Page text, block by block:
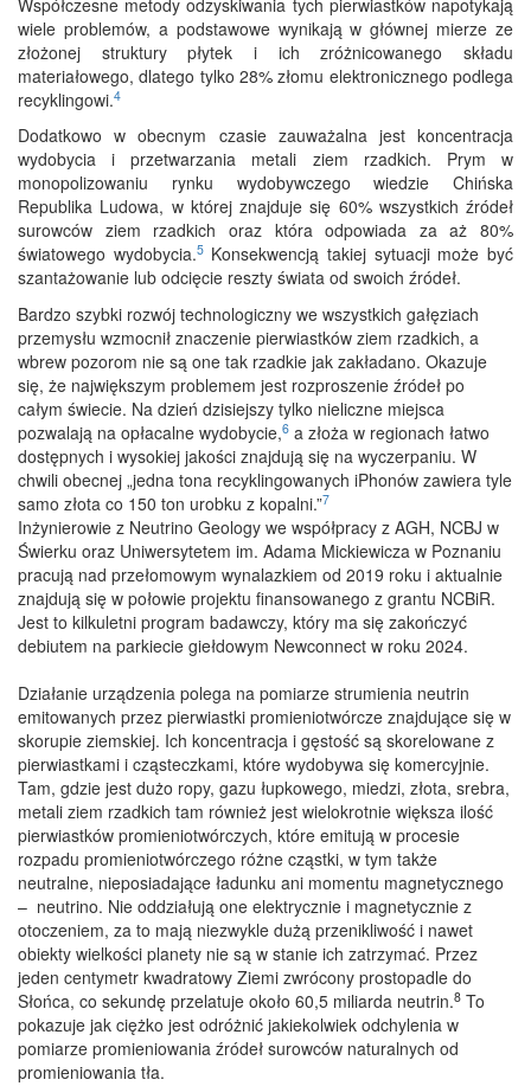
wiele problemów, a podstawowe wynikają w głównej mierze ze
złożonej struktury płytek i ich zróżnicowanego składu
materiałowego, dlatego tylko 28% złomu elektronicznego podlega
recyklingowi.4
Dodatkowo w obecnym czasie zauważalna jest koncentracja
wydobycia i przetwarzania metali ziem rzadkich. Prym w
monopolizowaniu rynku wydobywczego wiedzie Chińska
Republika Ludowa, w której znajduje się 60% wszystkich źródeł
surowców ziem rzadkich oraz która odpowiada za aż 80%
światowego wydobycia.5Konsekwencją takiej sytuacji może być
szantażowanie lub odcięcie reszty świata od swoich źródeł.
Bardzo szybki rozwój technologiczny we wszystkich gałęziach
przemysłu wzmocnił znaczenie pierwiastków ziem rzadkich, a
wbrew pozorom nie są one tak rzadkie jak zakładano. Okazuje
się, że największym problemem jest rozproszenie źródeł po
całym świecie. Na dzień dzisiejszy tylko nieliczne miejsca
pozwalają na opłacalne wydobycie,6 a złoża w regionach łatwo
dostępnych i wysokiej jakości znajdują się na wyczerpaniu. W
chwili obecnej „jedna tona recyklingowanych iPhonów zawiera tyle
samo złota co 150 ton urobku z kopalni.”7
Inżynierowie z Neutrino Geology we współpracy z AGH, NCBJ w
Świerku oraz Uniwersytetem im. Adama Mickiewicza w Poznaniu
pracują nad przełomowym wynalazkiem od 2019 roku i aktualnie
znajdują się w połowie projektu finansowanego z grantu NCBiR.
Jest to kilkuletni program badawczy, który ma się zakończyć
debiutem na parkiecie giełdowym Newconnect w roku 2024.
Działanie urządzenia polega na pomiarze strumienia neutrin
emitowanych przez pierwiastki promieniotwórcze znajdujące się w
skorupie ziemskiej. Ich koncentracja i gęstość są skorelowane z
pierwiastkami i cząsteczkami, które wydobywa się komercyjnie.
Tam, gdzie jest dużo ropy, gazu łupkowego, miedzi, złota, srebra,
metali ziem rzadkich tam również jest wielokrotnie większa ilość
pierwiastków promieniotwórczych, które emitują w procesie
rozpadu promieniotwórczego różne cząstki, w tym także
neutralne, nieposiadające ładunku ani momentu magnetycznego
– neutrino. Nie oddziałują one elektrycznie i magnetycznie z
otoczeniem, za to mają niezwykle dużą przenikliwość i nawet
obiekty wielkości planety nie są w stanie ich zatrzymać. Przez
jeden centymetr kwadratowy Ziemi zwrócony prostopadle do
Słońca, co sekundę przelatuje około 60,5 miliarda neutrin.8 To
pokazuje jak ciężko jest odróżnić jakiekolwiek odchylenia w
pomiarze promieniowania źródeł surowców naturalnych od
promieniowania tła.